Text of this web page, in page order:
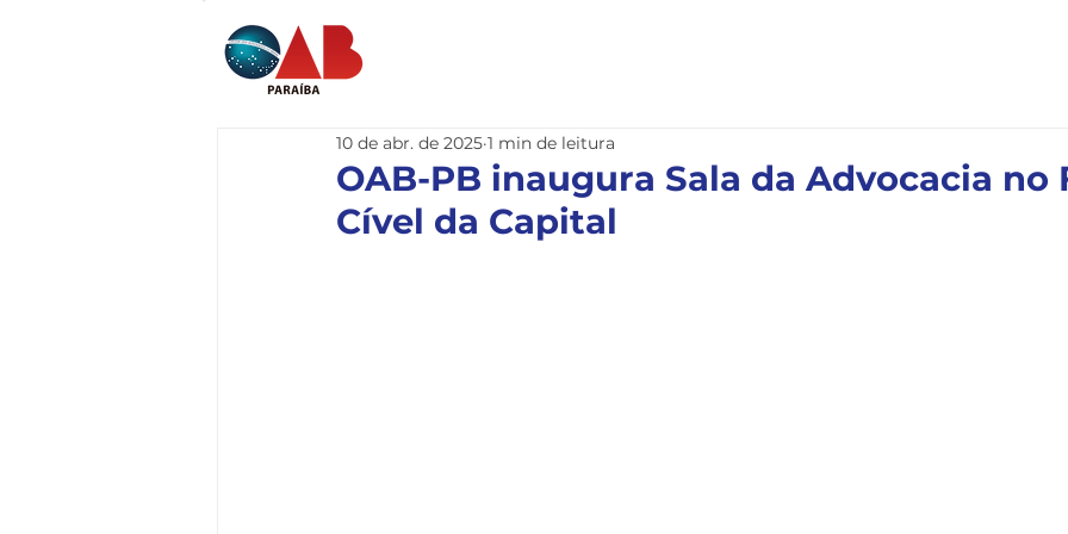
OAB-PB inaugura Sala da Advocacia no
Cível da Capital
10 de abr. de 2025 1 min de leitura